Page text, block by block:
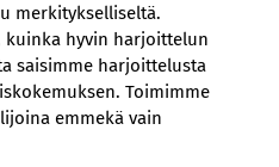
merkitykselliseltä.
kuinka hyvin harjoittelun
saisimme harjoittelusta
Toimimme
emmekä vain